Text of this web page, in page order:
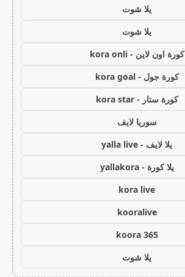
يلا شوت
يلا شوت
كورة اون لاين - kora onli
كورة جول - kora goal
كورة ستار - kora star
سوريا لايف
يلا لايف - yalla live
يلا كورة - yallakora
kora live
kooralive
koora 365
يلا شوت